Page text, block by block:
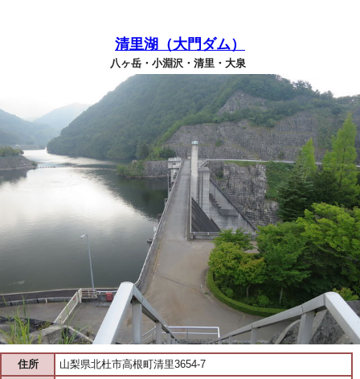
清里湖（大門ダム）
八ヶ岳・小淵沢・清里・大泉
住所
山梨県北杜市高根町清里3654-7